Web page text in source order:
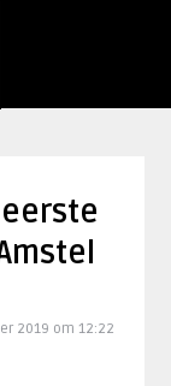
2019 om 12:22